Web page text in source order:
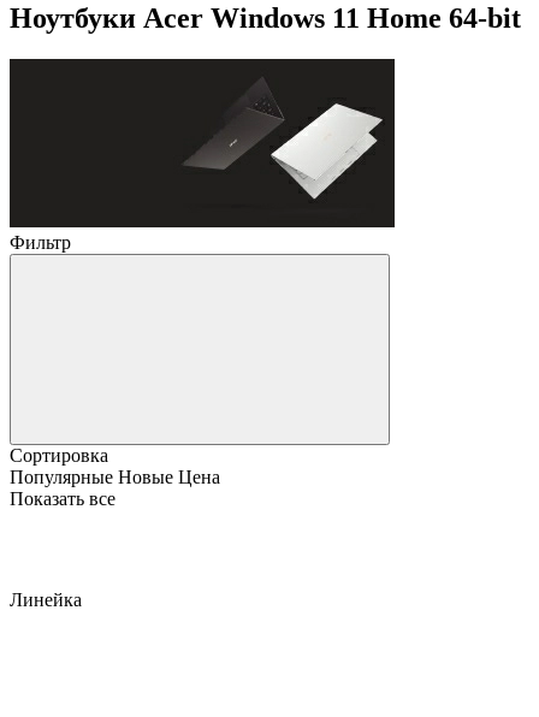
Ноутбуки Acer Windows 11 Home 64-bit
Фильтр
Сортировка
Популярные Новые Цена
Показать все
Линейка